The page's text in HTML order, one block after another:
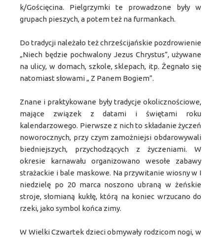
k/Gościęcina. Pielgrzymki te prowadzone były w
grupach pieszych, a potem też na furmankach.
Do tradycji należało też chrześcijańskie pozdrowienie
„Niech będzie pochwalony Jezus Chrystus”, używane
na ulicy, w domach, szkole, sklepach, itp. Żegnało się
natomiast słowami „ Z Panem Bogiem”.
Znane i praktykowane były tradycje okolicznościowe,
mające związek z datami i świętami roku
kalendarzowego. Pierwsze z nich to składanie życzeń
noworocznych, przy czym zamożniejsi obdarowywali
biedniejszych, przychodzących z życzeniami. W
okresie karnawału organizowano wesołe zabawy
strażackie i bale maskowe. Na przywitanie wiosny w I
niedzielę po 20 marca noszono ubraną w żeńskie
stroje, słomianą kukłę, którą na koniec wrzucano do
rzeki, jako symbol końca zimy.
W Wielki Czwartek dzieci obmywały rodzicom nogi, w